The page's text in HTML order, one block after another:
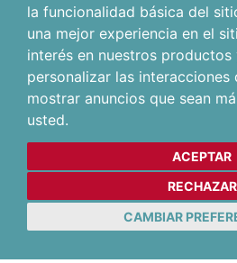
la funcionalidad básica del
una mejor experiencia en el
interés en nuestros
personalizar las interacciones
mostrar anuncios que sean
usted.
ACEPTAR
RECHAZAR
CAMBIAR